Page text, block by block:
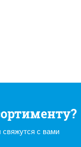
с вами